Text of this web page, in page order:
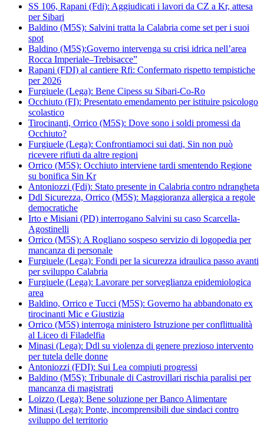
SS 106, Rapani (Fdi): Aggiudicati i lavori da CZ a Kr, attesa
per Sibari
Baldino (M5S): Salvini tratta la Calabria come set per i suoi
spot
Baldino (M5S):Governo intervenga su crisi idrica nell’area
Rocca Imperiale–Trebisacce”
Rapani (FDI) al cantiere Rfi: Confermato rispetto tempistiche
per 2026
Furgiuele (Lega): Bene Cipess su Sibari-Co-Ro
Occhiuto (FI): Presentato emendamento per istituire psicologo
scolastico
Tirocinanti, Orrico (M5S): Dove sono i soldi promessi da
Occhiuto?
Furgiuele (Lega): Confrontiamoci sui dati, Sin non può
ricevere rifiuti da altre regioni
Orrico (M5S): Occhiuto interviene tardi smentendo Regione
su bonifica Sin Kr
Antoniozzi (Fdi): Stato presente in Calabria contro ndrangheta
Ddl Sicurezza, Orrico (M5S): Maggioranza allergica a regole
democratiche
Irto e Misiani (PD) interrogano Salvini su caso Scarcella-
Agostinelli
Orrico (M5S): A Rogliano sospeso servizio di logopedia per
mancanza di personale
Furgiuele (Lega): Fondi per la sicurezza idraulica passo avanti
per sviluppo Calabria
Furgiuele (Lega): Lavorare per sorveglianza epidemiologica
area
Baldino, Orrico e Tucci (M5S): Governo ha abbandonato ex
tirocinanti Mic e Giustizia
Orrico (M5S) interroga ministero Istruzione per conflittualità
al Liceo di Filadelfia
Minasi (Lega): Ddl su violenza di genere prezioso intervento
per tutela delle donne
Antoniozzi (FDI): Sui Lea compiuti progressi
Baldino (M5S): Tribunale di Castrovillari rischia paralisi per
mancanza di magistrati
Loizzo (Lega): Bene soluzione per Banco Alimentare
Minasi (Lega): Ponte, incomprensibili due sindaci contro
sviluppo del territorio